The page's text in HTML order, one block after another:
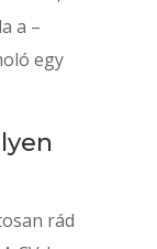
a –
egy
rád